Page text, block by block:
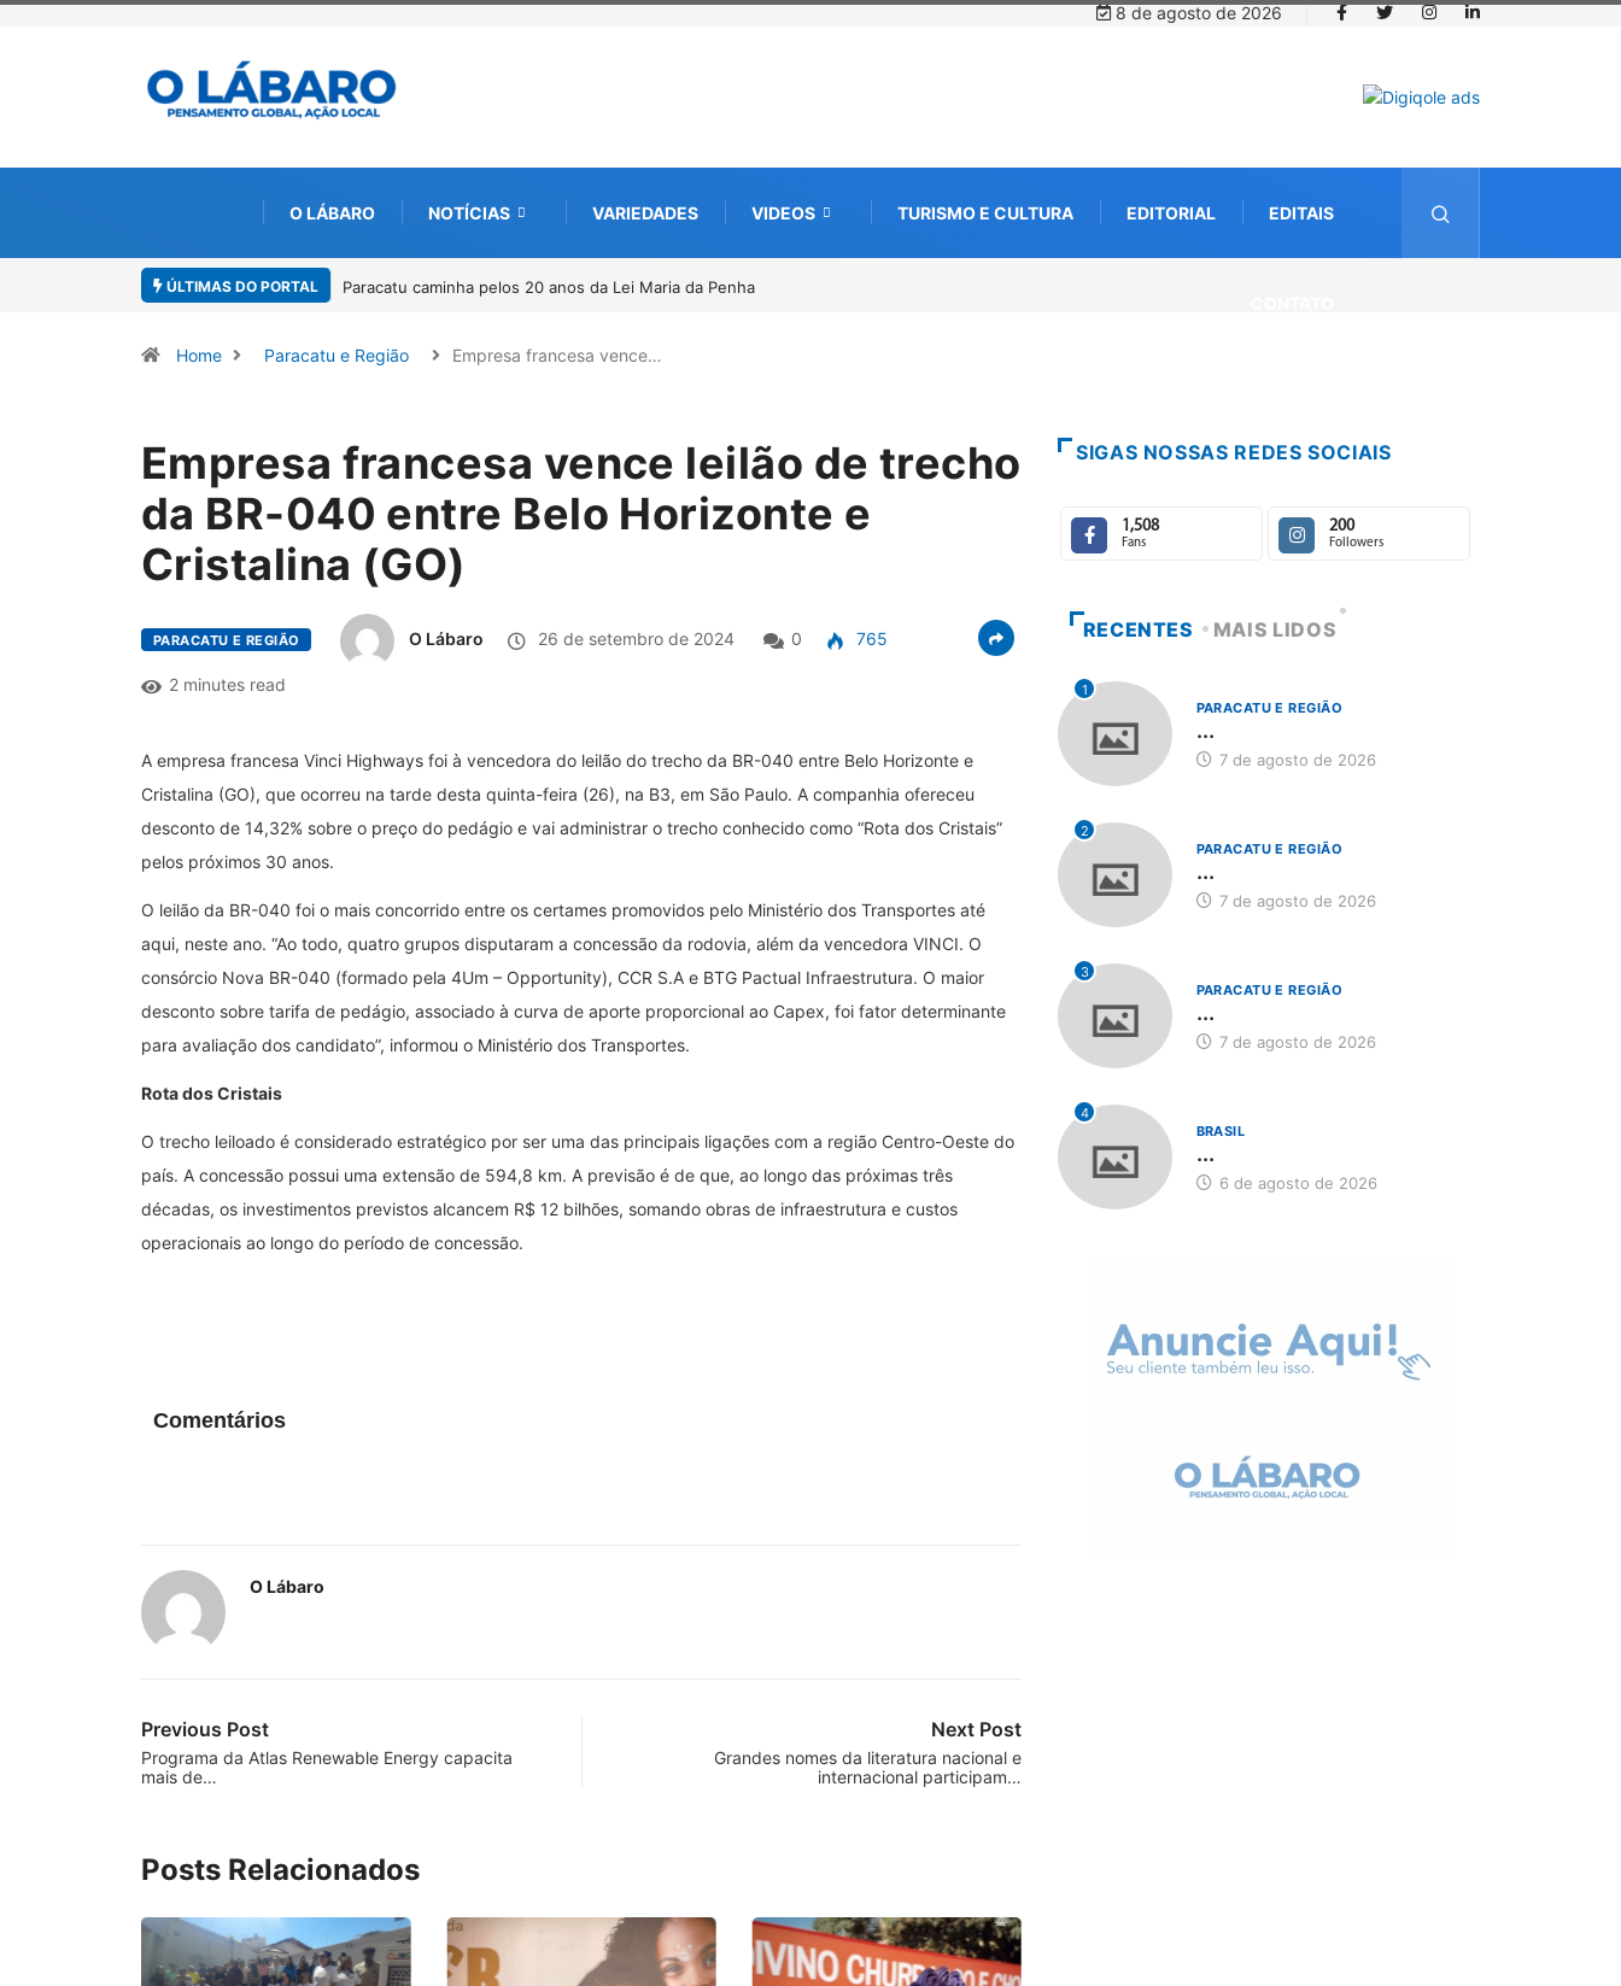
8 de agosto de 2026
O LÁBARO NOTÍCIAS VARIEDADES VIDEOS TURISMO E CULTURA EDITORIAL EDITAIS
ÚLTIMAS DO PORTALParacatu caminha pelos 20 anos da Lei Maria da PenhaProjeto CUTUCAR abre nova edição e semeia o futuro
Home Paracatu e Região Empresa francesa vence…
Empresa francesa vence leilão de trecho
da BR-040 entre Belo Horizonte e
Cristalina (GO)
PARACATU E REGIÃO O Lábaro 26 de setembro de 2024 0 765
2 minutes read
A empresa francesa Vinci Highways foi à vencedora do leilão do trecho da BR-040 entre Belo Horizonte e
Cristalina (GO), que ocorreu na tarde desta quinta-feira (26), na B3, em São Paulo. A companhia ofereceu
desconto de 14,32% sobre o preço do pedágio e vai administrar o trecho conhecido como “Rota dos Cristais”
pelos próximos 30 anos.
O leilão da BR-040 foi o mais concorrido entre os certames promovidos pelo Ministério dos Transportes até
aqui, neste ano. “Ao todo, quatro grupos disputaram a concessão da rodovia, além da vencedora VINCI. O
consórcio Nova BR-040 (formado pela 4Um – Opportunity), CCR S.A e BTG Pactual Infraestrutura. O maior
desconto sobre tarifa de pedágio, associado à curva de aporte proporcional ao Capex, foi fator determinante
para avaliação dos candidato”, informou o Ministério dos Transportes.
Rota dos Cristais
O trecho leiloado é considerado estratégico por ser uma das principais ligações com a região Centro-Oeste do
país. A concessão possui uma extensão de 594,8 km. A previsão é de que, ao longo das próximas três
décadas, os investimentos previstos alcancem R$ 12 bilhões, somando obras de infraestrutura e custos
operacionais ao longo do período de concessão.
Comentários
O Lábaro
Previous Post
Programa da Atlas Renewable Energy capacita
mais de…
Next Post
Grandes nomes da literatura nacional e
internacional participam…
Posts Relacionados
SIGAS NOSSAS REDES SOCIAIS
1,508
Fans
200
Followers
RECENTES MAIS LIDOS
1
PARACATU E REGIÃO
...
7 de agosto de 2026
2
PARACATU E REGIÃO
...
7 de agosto de 2026
3
PARACATU E REGIÃO
...
7 de agosto de 2026
4
BRASIL
...
6 de agosto de 2026